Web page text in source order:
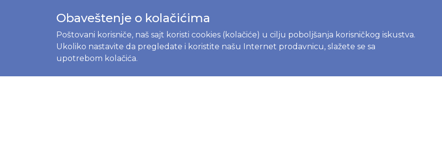
BLOG
Menstrualna čašica -
Obaveštenje o kolačićima
Poštovani korisniče, naš sajt koristi cookies (kolačiće) u cilju poboljšanja korisničkog iskustva.
Ukoliko nastavite da pregledate i koristite našu Internet prodavnicu, slažete se sa
upotrebom kolačića.